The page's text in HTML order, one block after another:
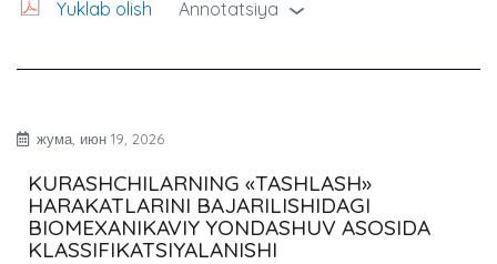
Yuklab olish Annotatsiya ›
жума, июн 19, 2026
KURASHCHILARNING «TASHLASH»
HARAKATLARINI BAJARILISHIDAGI
BIOMEXANIKAVIY YONDASHUV ASOSIDA
KLASSIFIKATSIYALANISHI